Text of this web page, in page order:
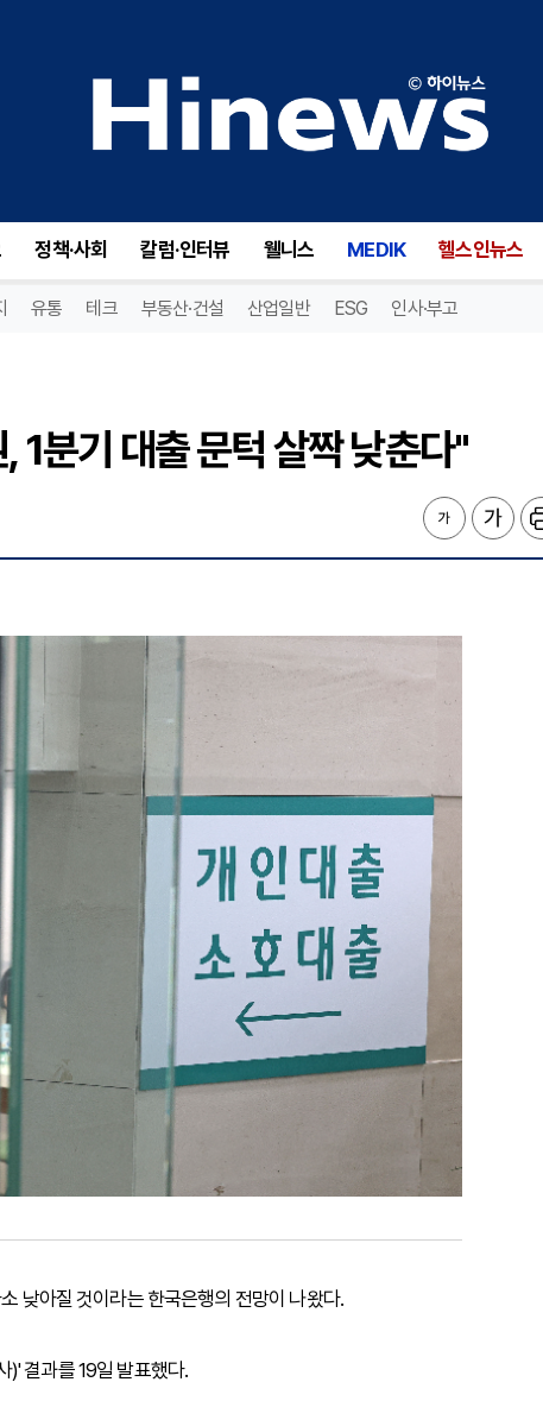
정책·사회 칼럼·인터뷰 웰니스 MEDIK 헬스인뉴스
유통 테크 부동산·건설 산업일반 ESG 인사·부고
1분기 대출 문턱 살짝 낮춘다"
낮아질 것이라는 한국은행의 전망이 나왔다.
)' 결과를 19일 발표했다.